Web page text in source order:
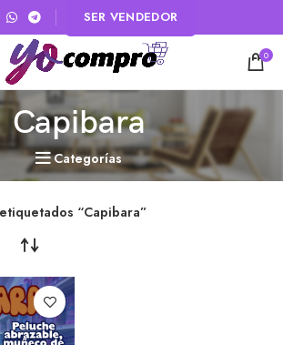
SER VENDEDOR
0
Capibara
Categorías
“Capibara”